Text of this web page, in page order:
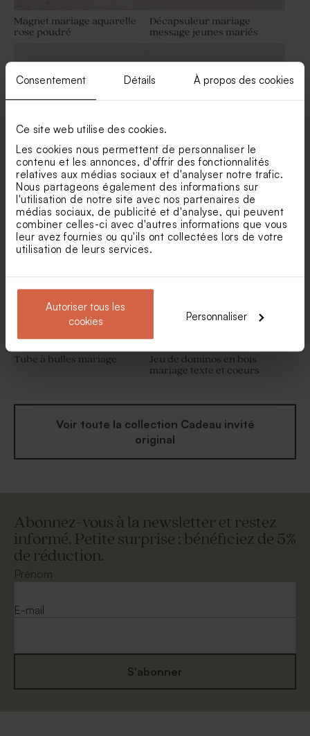
Consentement Détails À propos des cookies
Ce site web utilise des cookies.
Les cookies nous permettent de personnaliser le
contenu et les annonces, d'offrir des fonctionnalités
relatives aux médias sociaux et d'analyser notre trafic.
Nous partageons également des informations sur
l'utilisation de notre site avec nos partenaires de
médias sociaux, de publicité et d'analyse, qui peuvent
combiner celles-ci avec d'autres informations que vous
leur avez fournies ou qu'ils ont collectées lors de votre
utilisation de leurs services.
Autoriser tous les
cookies
Personnaliser
Fiole en verre mariage
Fleurs séchées mariage -
Lagurus blanc
Magnet mariage aquarelle
rose poudré
Décapsuleur mariage
message jeunes mariés
Tube à bulles mariage vert
eucalyptus
Bougie en verre mariage et
liège
Tube à bulles mariage
Jeu de dominos en bois
mariage texte et coeurs
Voir toute la collection Cadeau invité
original
Abonnez-vous à la newsletter et restez
informé. Petite surprise : bénéficiez de 5%
de réduction.
Prénom
E-mail
S'abonner